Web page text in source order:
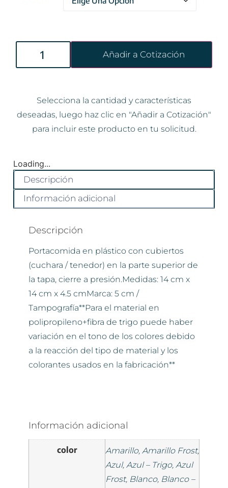
Añadir a Cotización
Selecciona la cantidad y características
deseadas, luego haz clic en "Añadir a Cotización"
para incluir este producto en tu solicitud.
Loading...
Descripción
Información adicional
Descripción
Portacomida en plástico con cubiertos
(cuchara / tenedor) en la parte superior de
la tapa, cierre a presión.Medidas: 14 cm x
14 cm x 4.5 cmMarca: 5 cm /
Tampografía**Para el material en
polipropileno+fibra de trigo puede haber
variación en el tono de los colores debido
a la reacción del tipo de material y los
colorantes usados en la fabricación**
Información adicional
color
Amarillo, Amarillo Frost,
Azul, Azul – Trigo, Azul
Frost, Blanco, Blanco –